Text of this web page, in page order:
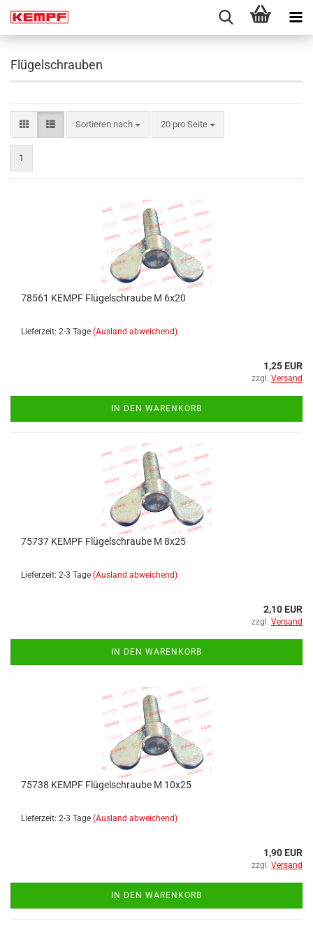
Flügelschrauben
Sortieren nach
Sortieren nach 20 pro Seite
pro Seite
1
78561 KEMPF Flügelschraube M 6x20
Lieferzeit: 2-3 Tage (Ausland abweichend)
1,25 EUR
zzgl. Versand
IN DEN WARENKORB
75737 KEMPF Flügelschraube M 8x25
Lieferzeit: 2-3 Tage (Ausland abweichend)
2,10 EUR
zzgl. Versand
IN DEN WARENKORB
75738 KEMPF Flügelschraube M 10x25
Lieferzeit: 2-3 Tage (Ausland abweichend)
1,90 EUR
zzgl. Versand
IN DEN WARENKORB